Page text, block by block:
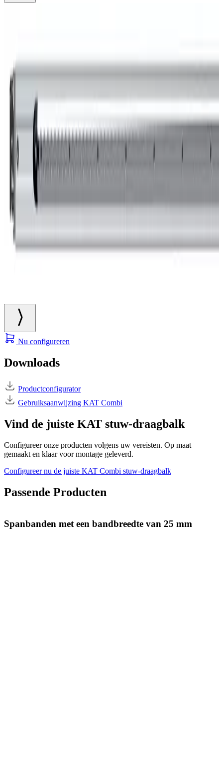
Nu configureren
Downloads
Productconfigurator
Gebruiksaanwijzing KAT Combi
Vind de juiste KAT stuw-draagbalk
Configureer onze producten volgens uw vereisten. Op maat
gemaakt en klaar voor montage geleverd.
Configureer nu de juiste KAT Combi stuw-draagbalk
Passende Producten
Spanbanden met een bandbreedte van 25 mm